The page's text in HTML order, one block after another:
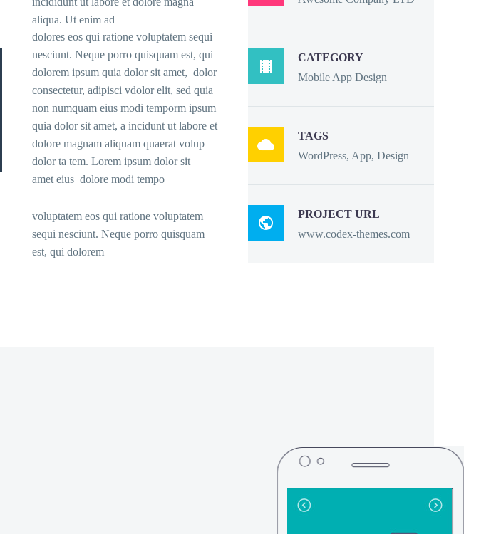
aliqua. Ut enim ad
dolores eos qui ratione voluptatem sequi
nesciunt. Neque porro quisquam est, qui
dolorem ipsum quia dolor sit amet, dolor
consectetur, adipisci vdolor elit, sed quia
non numquam eius modi temporm ipsum
quia dolor sit amet, a incidunt ut labore et
dolore magnam aliquam quaerat volup
dolor ta tem. Lorem ipsum dolor sit
amet eius dolore modi tempo
voluptatem eos qui ratione voluptatem
sequi nesciunt. Neque porro quisquam
est, qui dolorem

CATEGORY
Mobile App Design

TAGS
WordPress, App, Design

PROJECT URL
www.codex-themes.com